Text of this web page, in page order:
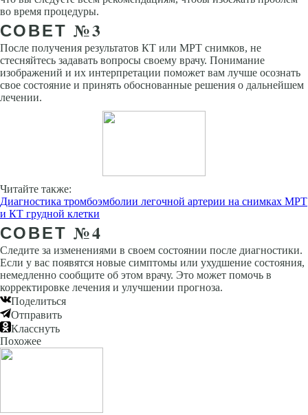
во время процедуры.
СОВЕТ №3
После получения результатов КТ или МРТ снимков, не
стесняйтесь задавать вопросы своему врачу. Понимание
изображений и их интерпретации поможет вам лучше осознать
свое состояние и принять обоснованные решения о дальнейшем
лечении.
Читайте также:
Диагностика тромбоэмболии легочной артерии на снимках МРТ
и КТ грудной клетки
СОВЕТ №4
Следите за изменениями в своем состоянии после диагностики.
Если у вас появятся новые симптомы или ухудшение состояния,
немедленно сообщите об этом врачу. Это может помочь в
корректировке лечения и улучшении прогноза.
Поделиться
Отправить
Класснуть
Похожее